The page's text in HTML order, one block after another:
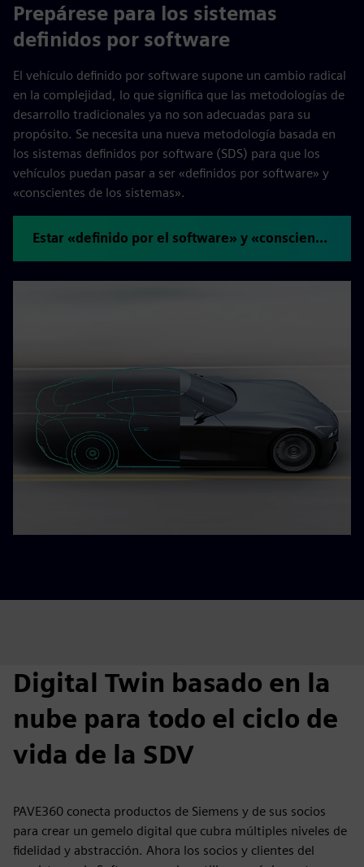
Prepárese para los sistemas
definidos por software
El vehículo definido por software supone un cambio radical
en la complejidad, lo que significa que las metodologías de
desarrollo tradicionales ya no son adecuadas para su
propósito. Se necesita una nueva metodología basada en
los sistemas definidos por software (SDS) para que los
vehículos puedan pasar a ser «definidos por software» y
«conscientes de los sistemas».
Estar «definido por el software» y «consciente de los sistemas»
Digital Twin basado en la
nube para todo el ciclo de
vida de la SDV
PAVE360 conecta productos de Siemens y de sus socios
para crear un gemelo digital que cubra múltiples niveles de
fidelidad y abstracción. Ahora los socios y clientes del